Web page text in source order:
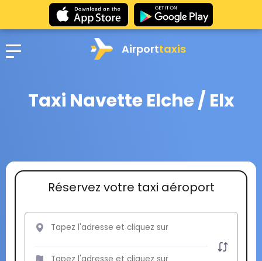
Airporttaxis
Taxi Navette Elche / Elx
Réservez votre taxi aéroport